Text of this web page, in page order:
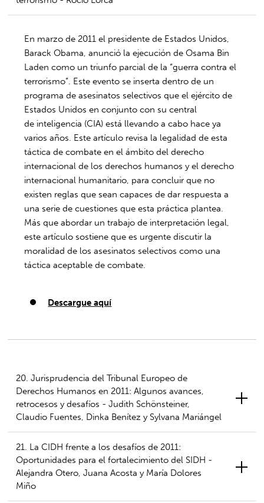
En marzo de 2011 el presidente de Estados Unidos,
Barack Obama, anunció la ejecución de Osama Bin
Laden como un triunfo parcial de la “guerra contra el
terrorismo”. Este evento se inserta dentro de un
programa de asesinatos selectivos que el ejército de
Estados Unidos en conjunto con su central
de inteligencia (CIA) está llevando a cabo hace ya
varios años. Este artículo revisa la legalidad de esta
táctica de combate en el ámbito del derecho
internacional de los derechos humanos y el derecho
internacional humanitario, para concluir que no
existen reglas que sean capaces de dar respuesta a
una serie de cuestiones que esta práctica plantea.
Más que abordar un trabajo de interpretación legal,
este artículo sostiene que es urgente discutir la
moralidad de los asesinatos selectivos como una
táctica aceptable de combate.
Descargue aquí
20. Jurisprudencia del Tribunal Europeo de
Derechos Humanos en 2011: Algunos avances,
retrocesos y desafíos - Judith Schönsteiner,
Claudio Fuentes, Dinka Benítez y Sylvana Mariángel
21. La CIDH frente a los desafíos de 2011:
Oportunidades para el fortalecimiento del SIDH -
Alejandra Otero, Juana Acosta y María Dolores
Miño